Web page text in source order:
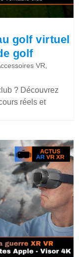
golf virtuel
golf
VR
? Découvrez
réels et